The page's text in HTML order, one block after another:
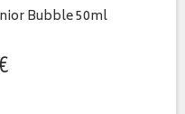
Bubble 50ml